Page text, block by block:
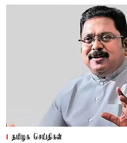
தமிழக செய்திகள்